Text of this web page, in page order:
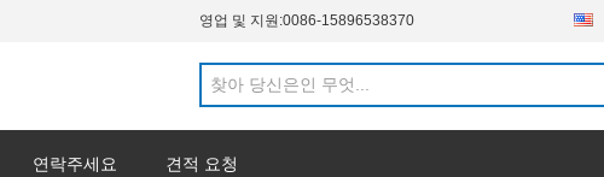
영업 및 지원:0086-15896538370
연락주세요 견적 요청